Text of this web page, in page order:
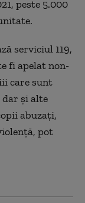
peste 5.000
serviciul 119,
fi apelat non-
care sunt
şi alte
abuzați,
pot